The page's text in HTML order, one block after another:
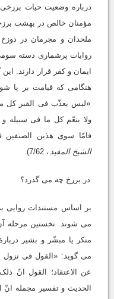
درباره وضعیت حیات
مؤمنان خالص در بهشت
ملحدان و مجرمان در
روایات پرشمارى دسته
ایمان و کفر قرار دارند.
هنگامى که قیامت بر پا
«لیس یعذّب فى القبر کل
ولا ینعّم کل ما فى سبیله
فامّا سوى هذین الصنفین
الشیخ المفید ، 7/62).
در برزخ چه مى گذرد؟
بر اساس مستندات روایى
مى شوند. نخستین مرحله
منکر یا مبشّر و بشیر
مى گوید: «القول فى نزول
عن الاعتقاد؛ القول انّ
الحدیث و تفسیر مجمله انّ